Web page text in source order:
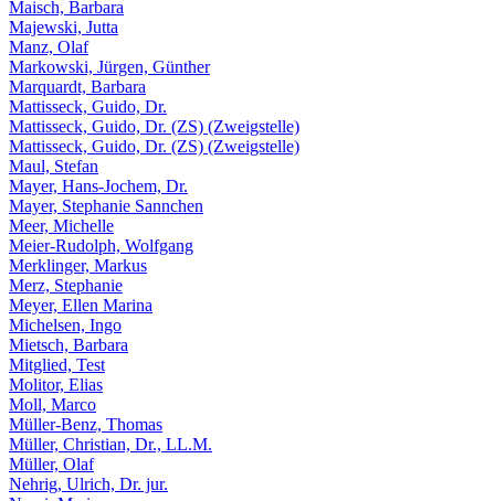
Maisch, Barbara
Majewski, Jutta
Manz, Olaf
Markowski, Jürgen, Günther
Marquardt, Barbara
Mattisseck, Guido, Dr.
Mattisseck, Guido, Dr. (ZS) (Zweigstelle)
Mattisseck, Guido, Dr. (ZS) (Zweigstelle)
Maul, Stefan
Mayer, Hans-Jochem, Dr.
Mayer, Stephanie Sannchen
Meer, Michelle
Meier-Rudolph, Wolfgang
Merklinger, Markus
Merz, Stephanie
Meyer, Ellen Marina
Michelsen, Ingo
Mietsch, Barbara
Mitglied, Test
Molitor, Elias
Moll, Marco
Müller-Benz, Thomas
Müller, Christian, Dr., LL.M.
Müller, Olaf
Nehrig, Ulrich, Dr. jur.